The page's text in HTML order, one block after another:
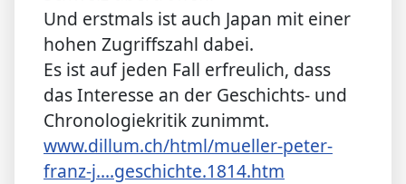
Und erstmals ist auch Japan mit einer
hohen Zugriffszahl dabei.
Es ist auf jeden Fall erfreulich, dass
das Interesse an der Geschichts- und
Chronologiekritik zunimmt.
www.dillum.ch/html/mueller-peter-
franz-j....geschichte.1814.htm